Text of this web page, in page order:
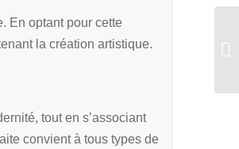
En optant pour cette
la création artistique.
tout en s’associant
convient à tous types de